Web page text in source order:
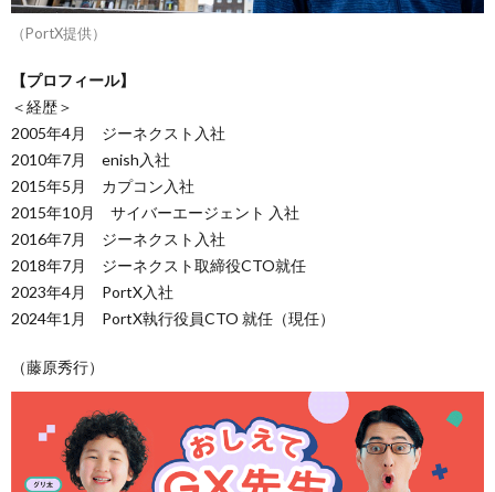
（PortX提供）
【プロフィール】
＜経歴＞
2005年4月 ジーネクスト入社
2010年7月 enish入社
2015年5月 カプコン入社
2015年10月 サイバーエージェント 入社
2016年7月 ジーネクスト入社
2018年7月 ジーネクスト取締役CTO就任
2023年4月 PortX入社
2024年1月 PortX執行役員CTO 就任（現任）
（藤原秀行）